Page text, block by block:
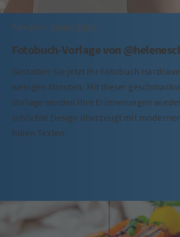
Kategorie: Design-Tipps
Fotobuch-Vorlage von
Gestalten Sie jetzt Ihr Fotobuch
wenigen Minuten: Mit dieser
Vorlage werden Ihre Erinnerungen
schlichte Design überzeugt mit
tollen Texten.